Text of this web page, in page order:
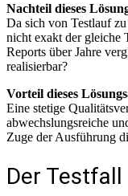
Nachteil dieses
Da sich von Testlauf
nicht exakt der gleiche
Reports über Jahre
realisierbar?
Vorteil dieses
Eine stetige
abwechslungsreiche
Zuge der Ausführung
Der